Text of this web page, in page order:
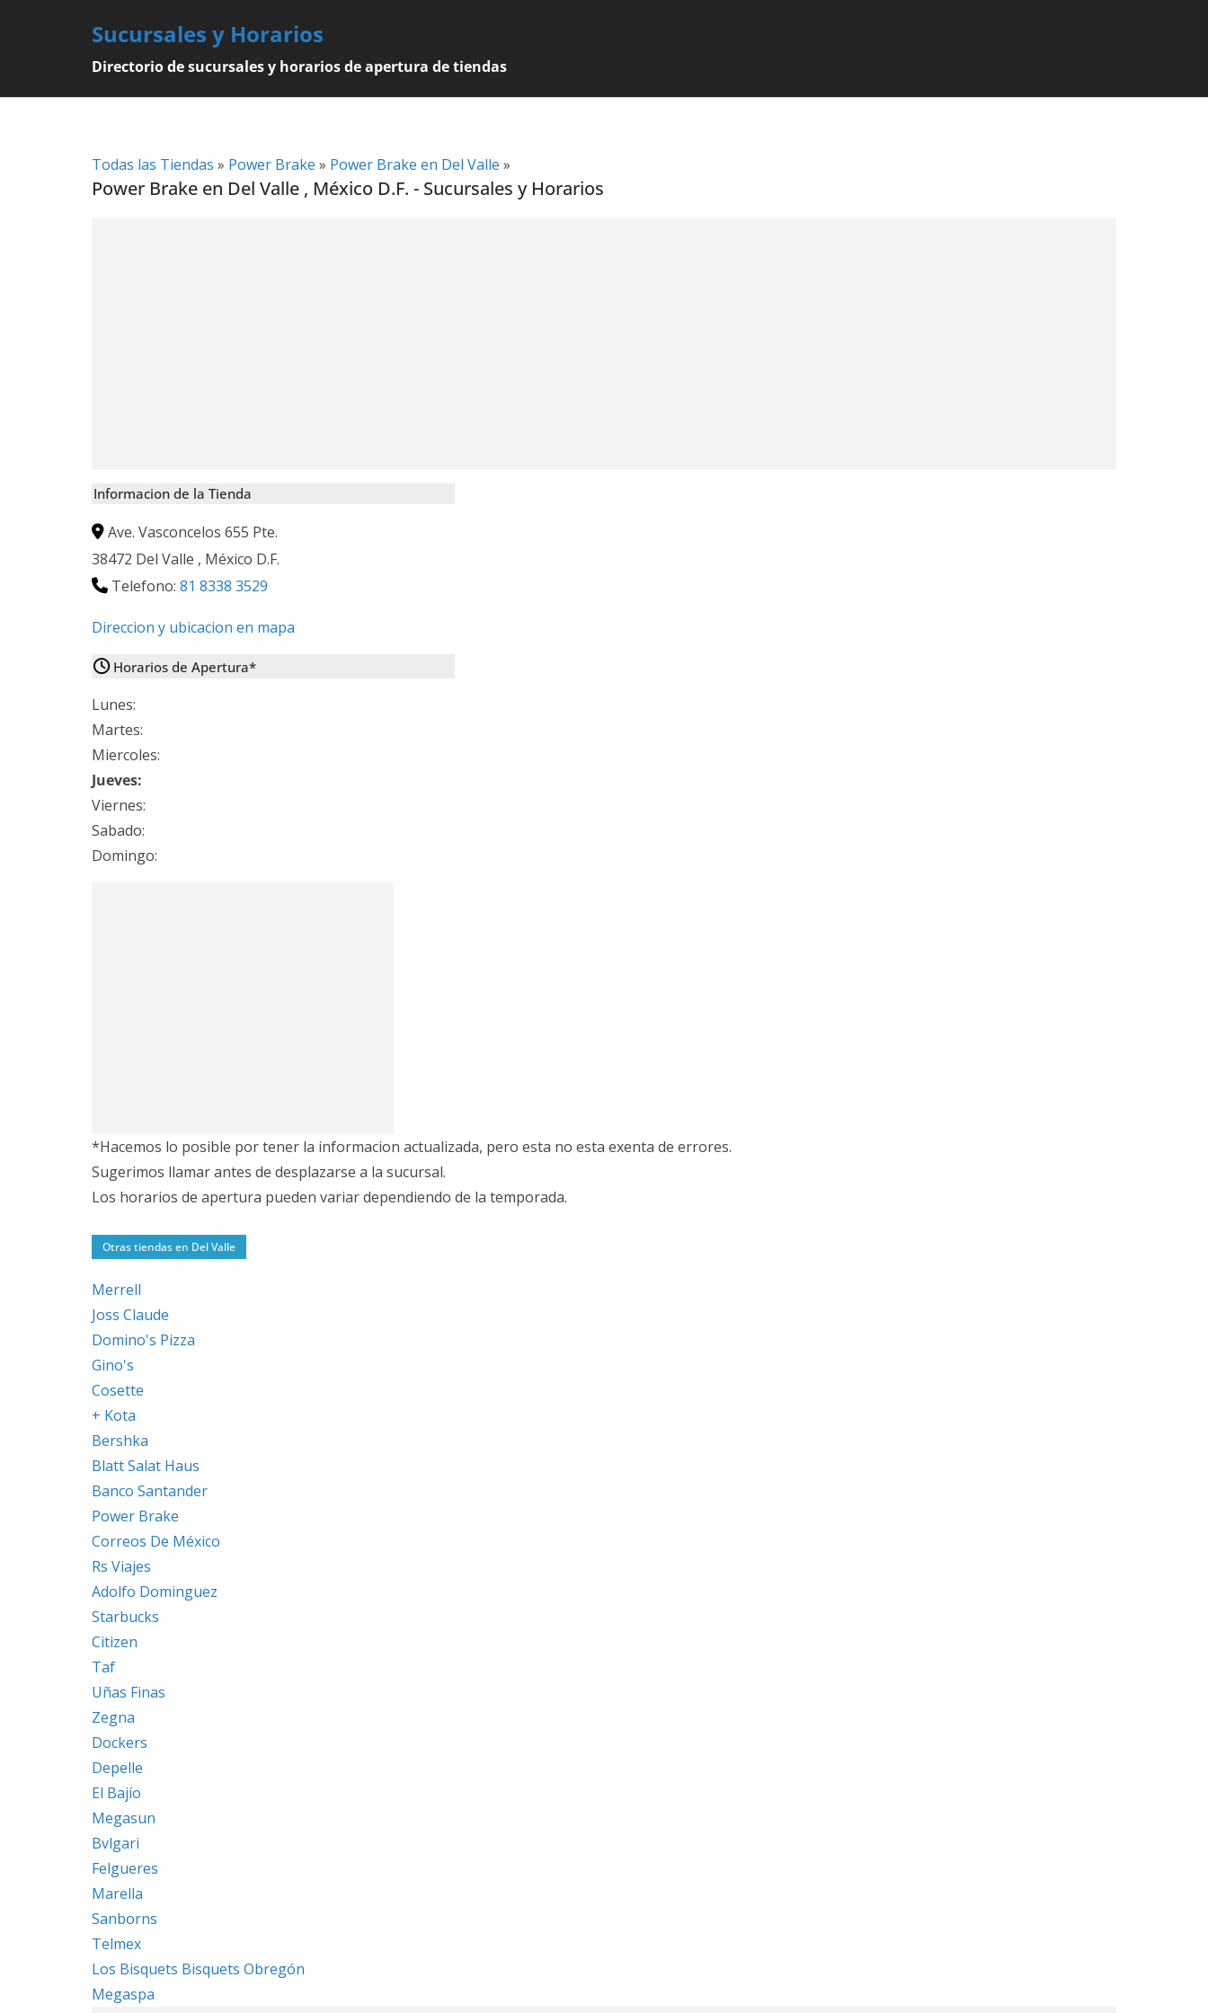
Sucursales y Horarios
Directorio de sucursales y horarios de apertura de tiendas
Todas las Tiendas » Power Brake » Power Brake en Del Valle »
Power Brake en Del Valle , México D.F. - Sucursales y Horarios
Informacion de la Tienda
Ave. Vasconcelos 655 Pte.
38472 Del Valle , México D.F.
Telefono: 81 8338 3529
Direccion y ubicacion en mapa
Horarios de Apertura*
Lunes:
Martes:
Miercoles:
Jueves:
Viernes:
Sabado:
Domingo:
*Hacemos lo posible por tener la informacion actualizada, pero esta no esta exenta de errores.
Sugerimos llamar antes de desplazarse a la sucursal.
Los horarios de apertura pueden variar dependiendo de la temporada.
Otras tiendas en Del Valle
Merrell
Joss Claude
Domino's Pizza
Gino's
Cosette
+ Kota
Bershka
Blatt Salat Haus
Banco Santander
Power Brake
Correos De México
Rs Viajes
Adolfo Dominguez
Starbucks
Citizen
Taf
Uñas Finas
Zegna
Dockers
Depelle
El Bajío
Megasun
Bvlgari
Felgueres
Marella
Sanborns
Telmex
Los Bisquets Bisquets Obregón
Megaspa